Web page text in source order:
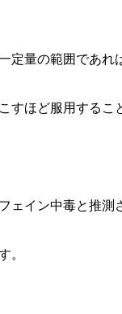
定量の範囲であれ
すほど服用するこ
ェイン中毒と推測
。